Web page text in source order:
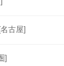
古屋]
]